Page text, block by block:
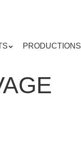
PRODUCTIONS